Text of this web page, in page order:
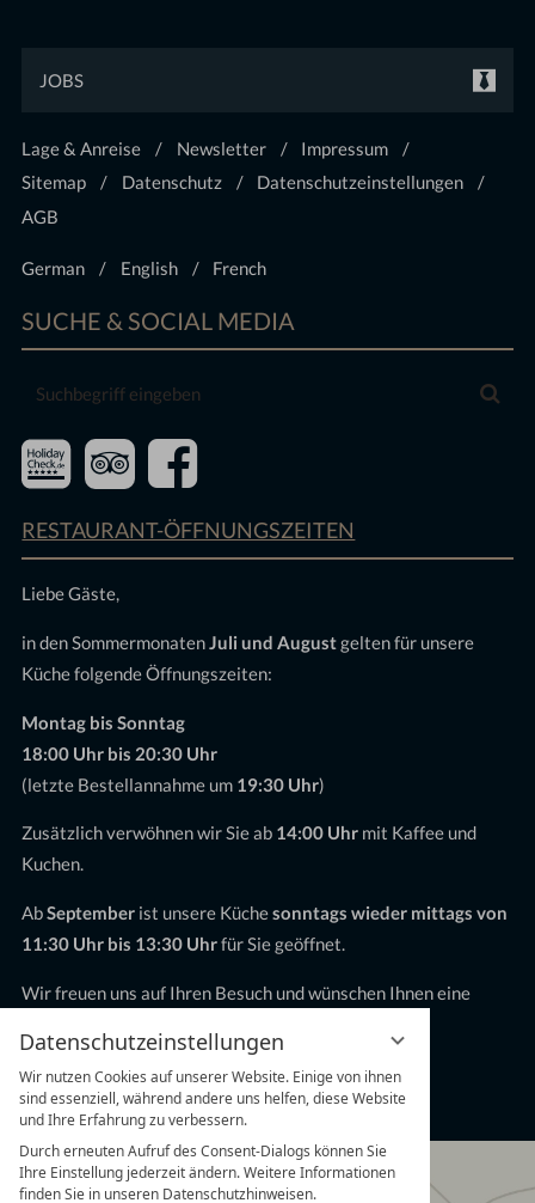
Datenschutzeinstellungen
Wir nutzen Cookies auf unserer Website. Einige von ihnen
sind essenziell, während andere uns helfen, diese Website
und Ihre Erfahrung zu verbessern.
Durch erneuten Aufruf des Consent-Dialogs können Sie
Ihre Einstellung jederzeit ändern. Weitere Informationen
finden Sie in unseren Datenschutzhinweisen.
JOBS
Lage & Anreise Newsletter
Impressum
Sitemap
Datenschutz
Datenschutzeinstellungen
AGB
German English French
SUCHE & SOCIAL MEDIA
Suchbegriff
RESTAURANT-ÖFFNUNGSZEITEN
Liebe Gäste,
in den SommermonatenJuli und Augustgelten für unsere
Küche folgende Öffnungszeiten:
Montag bis Sonntag
18:00 Uhr bis 20:30 Uhr
(letzte Bestellannahme um 19:30 Uhr)
Zusätzlich verwöhnen wir Sie ab 14:00 Uhr mit Kaffee und
Kuchen.
AbSeptember ist unsere Küchesonntags wieder mittags von
11:30 Uhr bis 13:30 Uhrfür Sie geöffnet.
Wir freuen uns auf Ihren Besuch und wünschen Ihnen eine
Gruppen & Feiern ab 20 Personen
sind jederzeit nach vorheriger Anfrage möglich.